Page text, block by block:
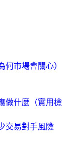
市場會關心）
做什麼（實用檢
交易對手風險